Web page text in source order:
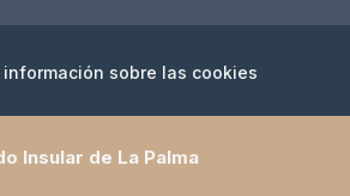
información sobre las cookies
Insular de La Palma